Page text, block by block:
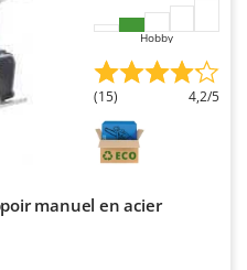
Hobby
(15) 4,2/5
manuel en acier